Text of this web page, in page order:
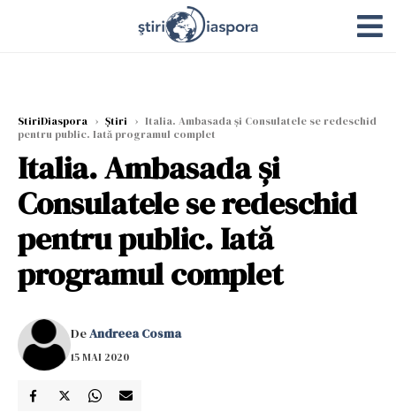
StiriDiaspora › Știri › Italia. Ambasada şi Consulatele se redeschid
pentru public. Iată programul complet
Italia. Ambasada şi
Consulatele se redeschid
pentru public. Iată
programul complet
DeAndreea Cosma
15 MAI 2020